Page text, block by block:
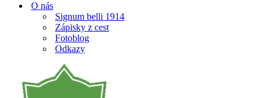
O nás
Signum belli 1914
Zápisky z cest
Fotoblog
Odkazy